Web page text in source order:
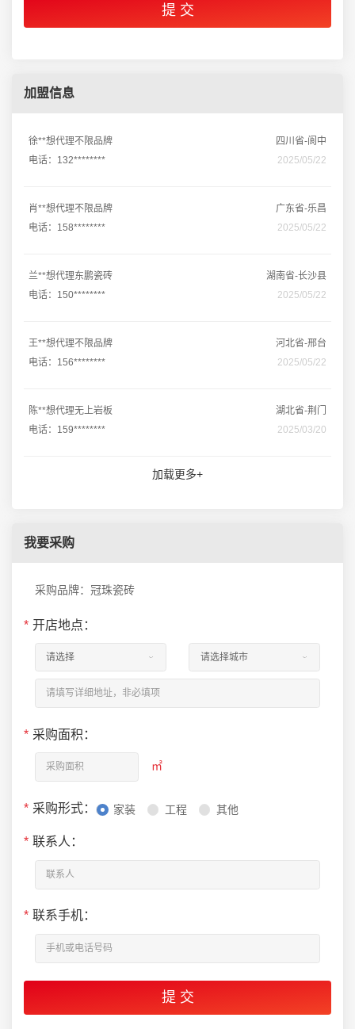
加盟信息
徐**想代理不限品牌
四川省-阆中
电话：132********
2025/05/22
肖**想代理不限品牌
广东省-乐昌
电话：158********
2025/05/22
兰**想代理东鹏瓷砖
湖南省-长沙县
电话：150********
2025/05/22
王**想代理不限品牌
河北省-邢台
电话：156********
2025/05/22
陈**想代理无上岩板
湖北省-荆门
电话：159********
2025/03/20
加载更多+
我要采购
采购品牌：冠珠瓷砖
* 开店地点：
* 采购面积：
㎡
* 采购形式： 家装 工程 其他
* 联系人：
* 联系手机：